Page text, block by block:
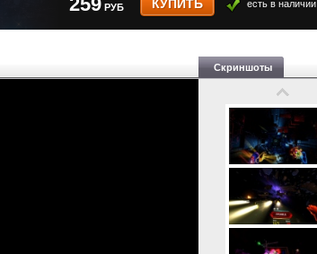
РУБ КУПИТЬ есть в наличии
Скриншоты